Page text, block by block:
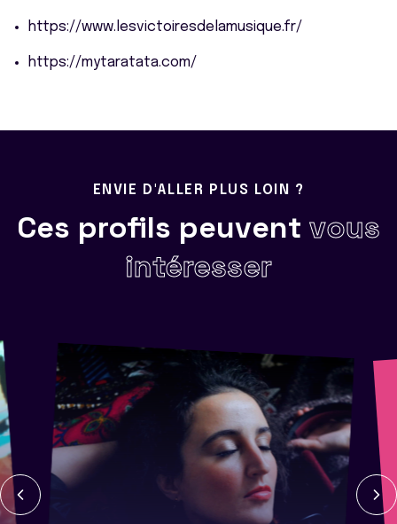
https://www.lesvictoiresdelamusique.fr/
https://mytaratata.com/
ENVIE D'ALLER PLUS LOIN ?
Ces profils peuvent vous
intéresser